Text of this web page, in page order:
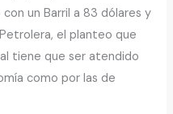
un Barril a 83 dólares y
el planteo que
tiene que ser atendido
como por las de